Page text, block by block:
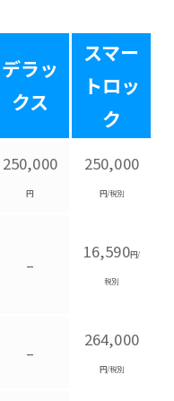
デラッ
クス
スマー
トロッ
ク
250,000
円
250,000
円/税別
–
16,590円/
税別
–
264,000
円/税別